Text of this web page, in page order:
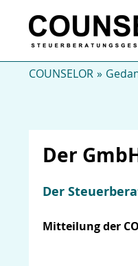
COUNSELOR
Der
Der
Mitteilung der